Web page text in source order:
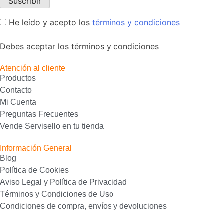
He leído y acepto los términos y condiciones
Debes aceptar los términos y condiciones
Atención al cliente
Productos
Contacto
Mi Cuenta
Preguntas Frecuentes
Vende Servisello en tu tienda
Información General
Blog
Política de Cookies
Aviso Legal y Política de Privacidad
Términos y Condiciones de Uso
Condiciones de compra, envíos y devoluciones